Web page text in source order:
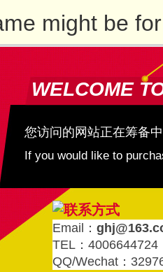
might be
WELCOME
您访问的网站正在筹备
If you would like to
Email：
TEL：4006644724
QQ/Wechat：